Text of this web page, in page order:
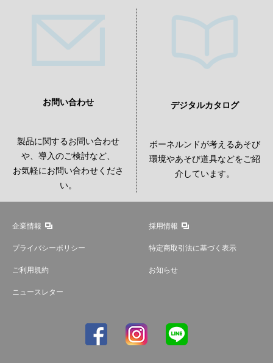
お問い合わせ
製品に関するお問い合わせ
や、導入のご検討など、
お気軽にお問い合わせくださ
い。
デジタルカタログ
ボーネルンドが考えるあそび
環境やあそび道具などをご紹
介しています。
企業情報 採用情報
プライバシーポリシー 特定商取引法に基づく表示
ご利用規約 お知らせ
ニュースレター